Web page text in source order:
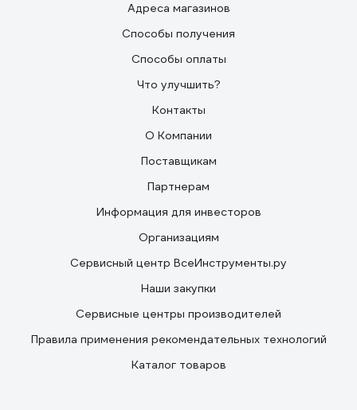
Адреса магазинов
Способы получения
Способы оплаты
Что улучшить?
Контакты
О Компании
Поставщикам
Партнерам
Информация для инвесторов
Организациям
Сервисный центр ВсеИнструменты.ру
Наши закупки
Сервисные центры производителей
Правила применения рекомендательных технологий
Каталог товаров